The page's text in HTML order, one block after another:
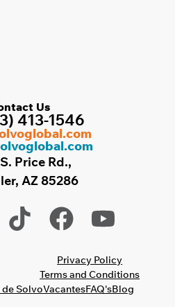
Us
413-1546
Price Rd.,
AZ 85286
Privacy Policy
Terms and Conditions
SolvoVacantesFAQ'sBlog